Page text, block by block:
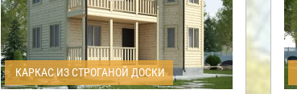
КАРКАС ИЗ СТРОГАНОЙ ДОСКИ